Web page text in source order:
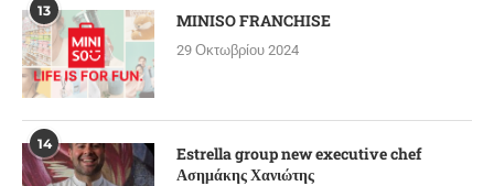
13 MINISO FRANCHISE
29 Οκτωβρίου 2024
14
Estrella group new executive chef
Ασημάκης Χανιώτης